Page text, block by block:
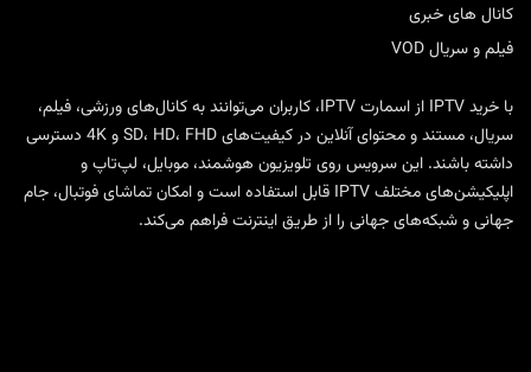
کانال های خبری
فیلم و سریال VOD
با خرید IPTV ازاسمارت IPTV
، کاربران می‌توانند به کانال‌های ورزشی، فیلم،
سریال، مستند و محتوای آنلاین در کیفیت‌های SD، HD، FHD و 4K دسترسی
داشته باشند. این سرویس روی تلویزیون هوشمند، موبایل، لپ‌تاپ و
اپلیکیشن‌های مختلف IPTV قابل استفاده است و امکان تماشای فوتبال، جام
جهانی و شبکه‌های جهانی را از طریق اینترنت فراهم می‌کند.